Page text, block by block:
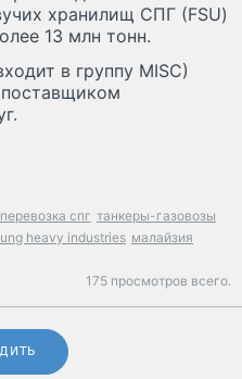
хранилищ СПГ (FSU)
13 млн тонн.
в группу MISC)
перевозка спг танкеры-газовозы
heavy industries малайзия
175 просмотров всего.